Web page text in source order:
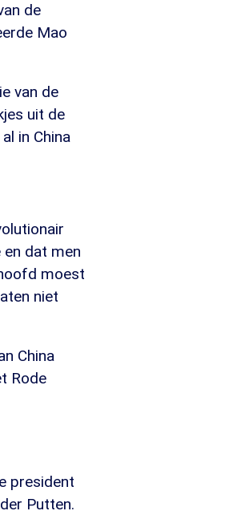
de
Mao
van de
uit de
in China
dat men
moest
niet
China
Rode
president
Putten.